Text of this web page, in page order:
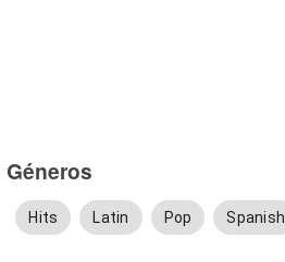
Géneros
Hits Latin Pop Spanish